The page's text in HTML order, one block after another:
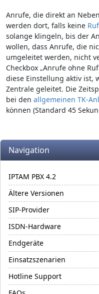
Anrufe, die direkt an
werden dort, falls keine
solange klingeln, bis der
wollen, dass Anrufe, die
umgeleitet werden, nicht
Checkbox „Anrufe ohne
diese Einstellung aktiv ist,
Zentrale geleitet. Die
bei den allgemeinen TK-
können (Standard 45
More content and
Navigation
IPTAM PBX 4.2
Ältere Versionen
SIP-Provider
ISDN-Hardware
Endgeräte
Einsatzszenarien
Hotline Support